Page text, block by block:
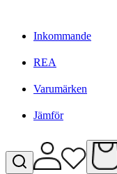
Inkommande
REA
Varumärken
Jämför